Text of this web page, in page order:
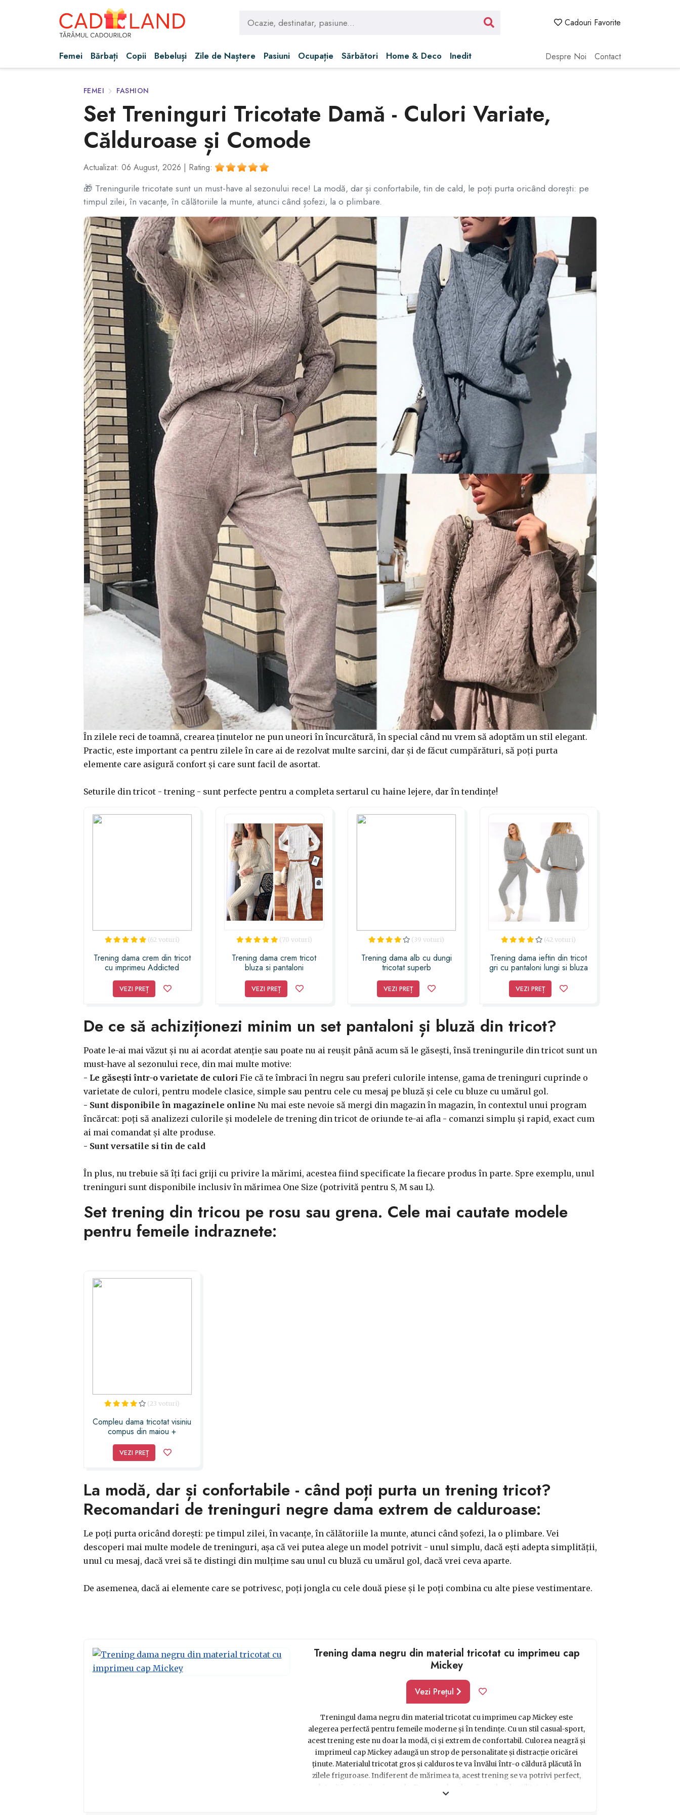
Cadouri Favorite
Femei Bărbați Copii Bebeluși Zile de Naștere Pasiuni Ocupație Sărbători Home & Deco Inedit Despre Noi Contact
FEMEI FASHION
Set Treninguri Tricotate Damă - Culori Variate,
Călduroase și Comode
Actualizat: 06 August, 2026 | Rating:
🎁 Treningurile tricotate sunt un must-have al sezonului rece! La modă, dar și confortabile, tin de cald, le poți purta oricând dorești: pe
timpul zilei, în vacanțe, în călătoriile la munte, atunci când șofezi, la o plimbare.
În zilele reci de toamnă, crearea ținutelor ne pun uneori în încurcătură, în special când nu vrem să adoptăm un stil elegant.
Practic, este important ca pentru zilele în care ai de rezolvat multe sarcini, dar și de făcut cumpărături, să poți purta
elemente care asigură confort și care sunt facil de asortat.
Seturile din tricot - trening - sunt perfecte pentru a completa sertarul cu haine lejere, dar în tendințe!
(62 voturi)
Trening dama crem din tricot
cu imprimeu Addicted
VEZI PREȚ
(70 voturi)
Trening dama crem tricot
bluza si pantaloni
VEZI PREȚ
(39 voturi)
Trening dama alb cu dungi
tricotat superb
VEZI PREȚ
(42 voturi)
Trening dama ieftin din tricot
gri cu pantaloni lungi si bluza
VEZI PREȚ
De ce să achiziționezi minim un set pantaloni și bluză din tricot?
Poate le-ai mai văzut și nu ai acordat atenție sau poate nu ai reușit până acum să le găsești, însă treningurile din tricot sunt un
must-have al sezonului rece, din mai multe motive:
- Le găsești într-o varietate de culori Fie că te îmbraci în negru sau preferi culorile intense, gama de treninguri cuprinde o
varietate de culori, pentru modele clasice, simple sau pentru cele cu mesaj pe bluză și cele cu bluze cu umărul gol.
- Sunt disponibile în magazinele online Nu mai este nevoie să mergi din magazin în magazin, în contextul unui program
încărcat: poți să analizezi culorile și modelele de trening din tricot de oriunde te-ai afla - comanzi simplu și rapid, exact cum
ai mai comandat și alte produse.
- Sunt versatile si tin de cald
În plus, nu trebuie să îți faci griji cu privire la mărimi, acestea fiind specificate la fiecare produs în parte. Spre exemplu, unul
treninguri sunt disponibile inclusiv în mărimea One Size (potrivită pentru S, M sau L).
Set trening din tricou pe rosu sau grena. Cele mai cautate modele
pentru femeile indraznete:
(23 voturi)
Compleu dama tricotat visiniu
compus din maiou +
VEZI PREȚ
La modă, dar și confortabile - când poți purta un trening tricot?
Recomandari de treninguri negre dama extrem de calduroase:
Le poți purta oricând dorești: pe timpul zilei, în vacanțe, în călătoriile la munte, atunci când șofezi, la o plimbare. Vei
descoperi mai multe modele de treninguri, așa că vei putea alege un model potrivit - unul simplu, dacă ești adepta simplității,
unul cu mesaj, dacă vrei să te distingi din mulțime sau unul cu bluză cu umărul gol, dacă vrei ceva aparte.
De asemenea, dacă ai elemente care se potrivesc, poți jongla cu cele două piese și le poți combina cu alte piese vestimentare.
Trening dama negru din material tricotat cu imprimeu cap
Mickey
Vezi Prețul
Treningul dama negru din material tricotat cu imprimeu cap Mickey este
alegerea perfectă pentru femeile moderne și în tendințe. Cu un stil casual-sport,
acest trening este nu doar la modă, ci și extrem de confortabil. Culorea neagră și
imprimeul cap Mickey adaugă un strop de personalitate și distracție oricărei
ținute. Materialul tricotat gros și calduros te va învălui într-o căldură plăcută în
zilele friguroase. Indiferent de mărimea ta, acest trening se va potrivi perfect,
datorită mărimii universale. Buzunarele adaugă un plus de utilitate, iar gama